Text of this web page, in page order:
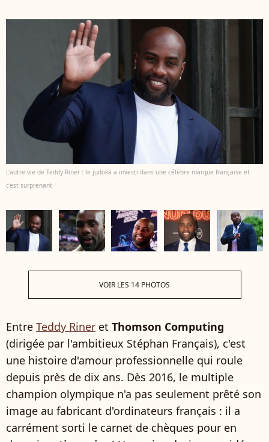
L'autre vie de Teddy Riner : le judoka a investi dans une célèbre marque française et
c'est surprenant
VOIR LES 14 PHOTOS
Entre Teddy Riner et Thomson Computing
(dirigée par l'ambitieux Stéphan Français), c'est
une histoire d'amour professionnelle qui roule
depuis près de dix ans. Dès 2016, le multiple
champion olympique n'a pas seulement prêté son
image au fabricant d'ordinateurs français : il a
carrément sorti le carnet de chèques pour en